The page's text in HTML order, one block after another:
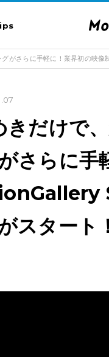
グがさらに手軽に！業界初の
きだけで
さらに手
スタート！